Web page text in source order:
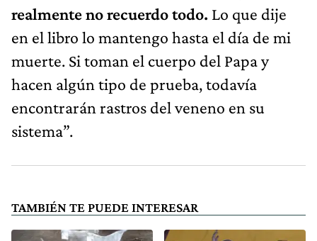
realmente no recuerdo todo. Lo que dije
en el libro lo mantengo hasta el día de mi
muerte. Si toman el cuerpo del Papa y
hacen algún tipo de prueba, todavía
encontrarán rastros del veneno en su
sistema”.
TAMBIÉN TE PUEDE INTERESAR